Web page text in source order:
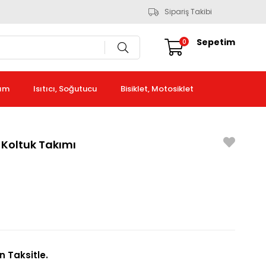
Sipariş Takibi
Sepetim
0
Isıtıcı, Soğutucu Bisiklet, Motosiklet
Koltuk Takımı
Taksitle.